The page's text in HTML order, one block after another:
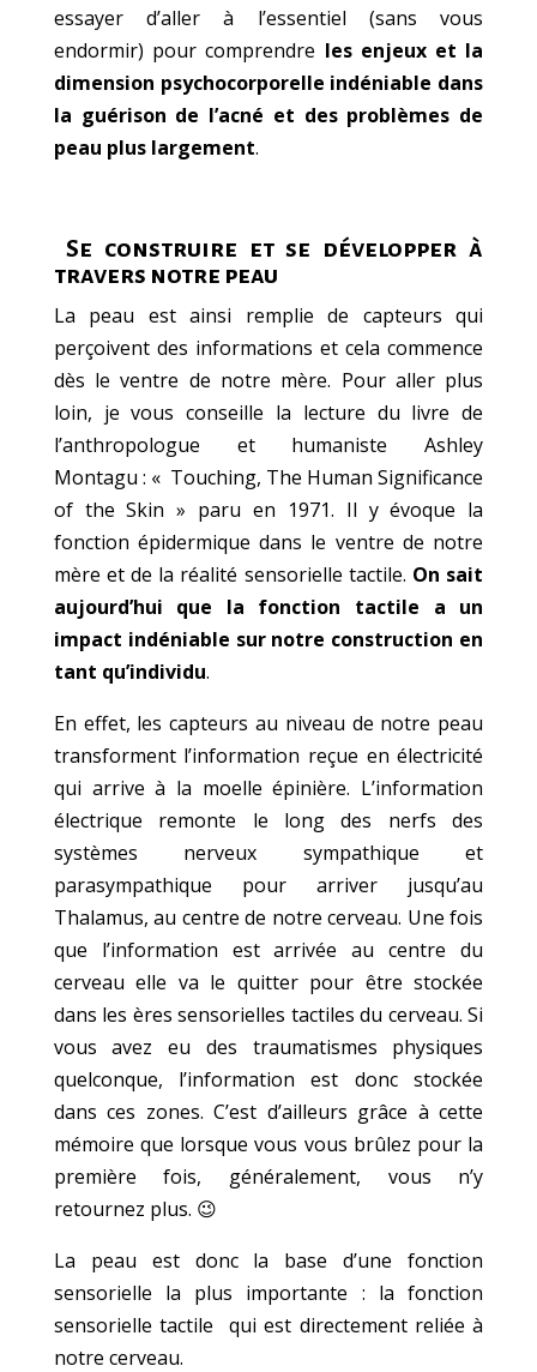
essayer d’aller à l’essentiel (sans vous
endormir) pour comprendre les enjeux et la
dimension psychocorporelle indéniable dans
la guérison de l’acné et des problèmes de
peau plus largement.
Se construire et se développer à
travers notre peau
La peau est ainsi remplie de capteurs qui
perçoivent des informations et cela commence
dès le ventre de notre mère. Pour aller plus
loin, je vous conseille la lecture du livre de
l’anthropologue et humaniste Ashley
Montagu : « Touching, The Human Significance
of the Skin » paru en 1971. Il y évoque la
fonction épidermique dans le ventre de notre
mère et de la réalité sensorielle tactile. On sait
aujourd’hui que la fonction tactile a un
impact indéniable sur notre construction en
tant qu’individu.
En effet, les capteurs au niveau de notre peau
transforment l’information reçue en électricité
qui arrive à la moelle épinière. L’information
électrique remonte le long des nerfs des
systèmes nerveux sympathique et
parasympathique pour arriver jusqu’au
Thalamus, au centre de notre cerveau. Une fois
que l’information est arrivée au centre du
cerveau elle va le quitter pour être stockée
dans les ères sensorielles tactiles du cerveau. Si
vous avez eu des traumatismes physiques
quelconque, l’information est donc stockée
dans ces zones. C’est d’ailleurs grâce à cette
mémoire que lorsque vous vous brûlez pour la
première fois, généralement, vous n’y
retournez plus. 😉
La peau est donc la base d’une fonction
sensorielle la plus importante : la fonction
sensorielle tactile qui est directement reliée à
notre cerveau.